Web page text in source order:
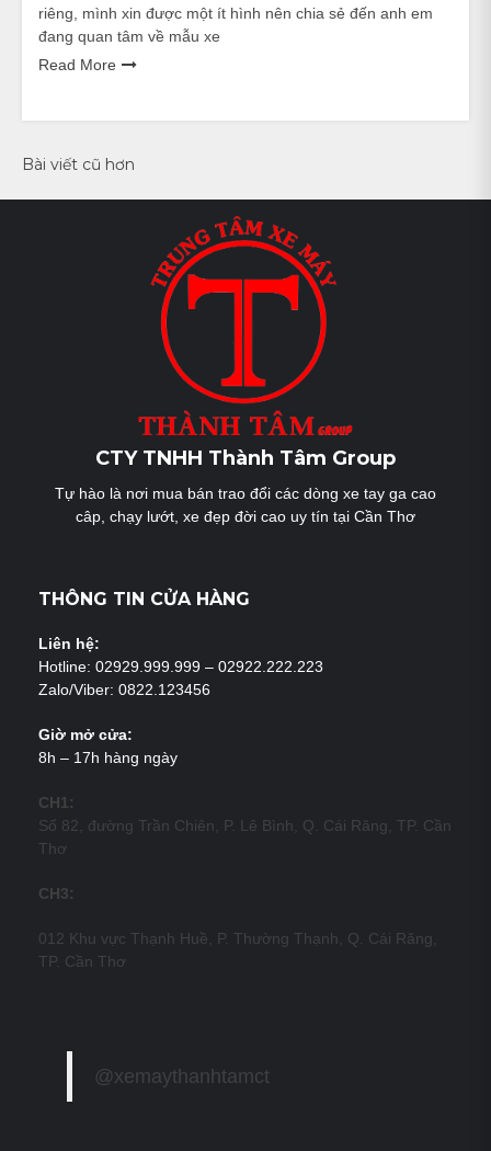
riêng, mình xin được một ít hình nên chia sẻ đến anh em
đang quan tâm về mẫu xe
Read More
Điều
Bài viết cũ hơn
CTY TNHH Thành Tâm Group
Tự hào là nơi mua bán trao đổi các dòng xe tay ga cao
câp, chạy lướt, xe đẹp đời cao uy tín tại Cần Thơ
THÔNG TIN CỬA HÀNG
Liên hệ:
Hotline: 02929.999.999 – 02922.222.223
Zalo/Viber: 0822.123456
Giờ mở cửa:
8h – 17h hàng ngày
CH1:
Số 82, đường Trần Chiên, P. Lê Bình, Q. Cái Răng, TP. Cần
Thơ
CH3:
012 Khu vực Thạnh Huề, P. Thường Thạnh, Q. Cái Răng,
TP. Cần Thơ
@xemaythanhtamct